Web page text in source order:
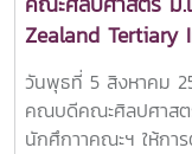
ประทับใจ.ขอบคุณภา
ศิลปศาสตร์ แม่โจ้
Zealand Tertiary
วิชาการระดับนานาช
วันพุธที่ 5 สิงหาคม
คณบดีคณะศิลปศาสต
นักศึกาาคณะฯ ให้กา